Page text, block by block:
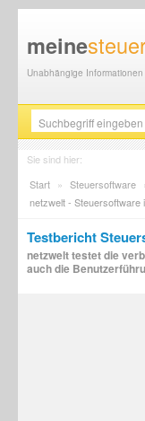
meine
Unabhängige
Steuersoftware
Steuererklärung
Finanzamt
Sie sind hier:
Start » Steuersoftware
netzwelt - Steuersoftware
Testbericht
netzwelt testet die
auch die